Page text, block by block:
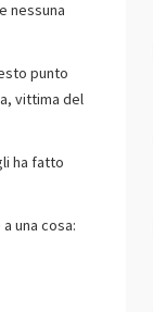
nessuna
punto
vittima del
ha fatto
una cosa: